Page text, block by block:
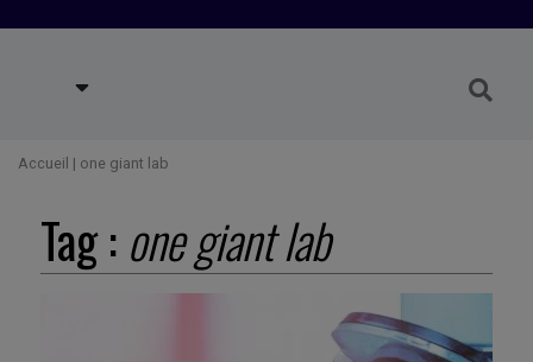
Accueil | one giant lab
Tag : one giant lab